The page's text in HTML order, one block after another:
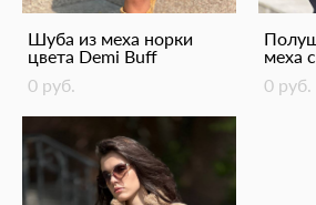
Шуба из меха норки
цвета Demi Buff
0 pуб.
меха
0 pуб.